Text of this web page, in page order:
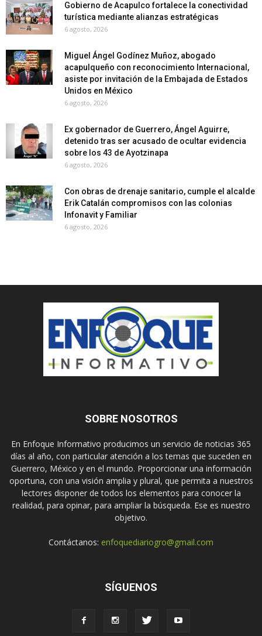
Gobierno de Acapulco fortalece la conectividad
turística mediante alianzas estratégicas
6 agosto, 2026
Miguel Ángel Godínez Muñoz, abogado
acapulqueño con reconocimiento Internacional,
asiste por invitación de la Embajada de Estados
Unidos en México
6 agosto, 2026
Ex gobernador de Guerrero, Ángel Aguirre,
detenido tras ser acusado de ocultar evidencia
sobre los 43 de Ayotzinapa
6 agosto, 2026
Con obras de drenaje sanitario, cumple el alcalde
Erik Catalán compromisos con las colonias
Infonavit y Familiar
6 agosto, 2026
SOBRE NOSOTROS
En Enfoque Informativo producimos un servicio de noticias 365
días al año, con particular atención a los temas que suceden en
Guerrero, México y en el mundo. Proporcionar una información
oportuna, con una visión amplia y plural, que permita a nuestros
lectores disponer de todos los elementos para conocer la
realidad, para opinar, para ampliar la búsqueda. Ese es nuestro
objetivo.
Contáctanos: enfoquediariogro@gmail.com
SÍGUENOS